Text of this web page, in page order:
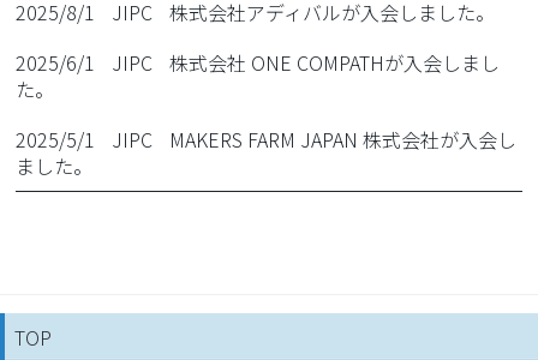
2025/8/1
JIPC
株式会社アディバルが入会しました。
2025/6/1
JIPC
株式会社 ONE COMPATHが入会しまし
た。
2025/5/1
JIPC
MAKERS FARM JAPAN 株式会社が入会し
ました。
TOP